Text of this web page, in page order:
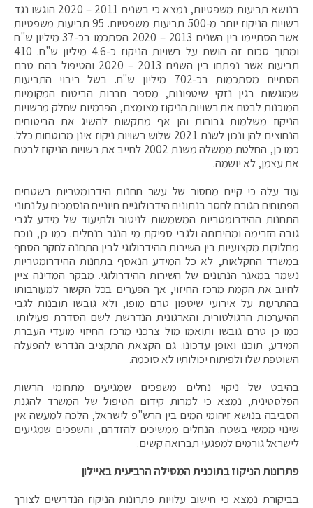
בנושא תביעות משפטיות, נמצא כי בשנים 2011 – 2020 הוגשו נגד
רשויות הניקוז יותר מ-500 תביעות משפטיות. 95 תביעות משפטיות
אשר הסתיימו בין השנים 2013 – 2020 הסתכמו בכ-37 מיליון ש"ח
ומתוך סכום זה הושת על רשויות הניקוז כ-4.6 מיליון ש"ח. 410
תביעות אשר נפתחו בין השנים 2013 – 2020 והטיפול בהם טרם
הסתיים מסתכמות בכ-702 מיליון ש"ח. בשל ריבוי התביעות
שמוגשות בגין נזקי שיטפונות, מספר חברות הביטוח המקומיות
המוכנות לבטח את רשויות הניקוז מצומצם, הפרמיות שחלק מרשויות
הניקוז משלמות גבוהות והן אף מתקשות להשיג את הביטוחים
הנחוצים להן ונכון לשנת 2021 שלוש רשויות ניקוז אינן מבוטחות כלל.
כמו כן, החלטת ממשלה משנת 2002 לחייב את רשויות הניקוז לבטח
את עצמן, לא יושמה.
עוד עלה כי קיים מחסור של עשר תחנות הידרומטריות בשטחים
הפתוחים הגורם לחסר בנתונים הידרולוגיים חיוניים הנסמכים על נתוני
התחנות ההידרומטריות המשמשות לניטור ולתיעוד של מידע לגבי
גובה הזרימה ומהירותה ולגבי ספיקת מי הנגר בנחלים. כמו כן, נוכח
מחלוקות מקצועיות בין השירות ההידרולוגי לבין התחנה לחקר הסחף
במשרד החקלאות, לא כל המידע הנאסף בתחנות ההידרומטריות
נשמר במאגר הנתונים של השירות ההידרולוגי. מבקר המדינה ציין
לחיוב את הקמת מרכז החיזוי, אך הפערים בכל הקשור למעורבותו
בהתרעות על אירועי שיטפון טרם מופו, ולא גובשו תובנות לגבי
ההיערכות הרגולטורית והארגונית הנדרשת לשם הסדרת פעילותו.
כמו כן טרם גובשו ותואמו מול צרכני מרכז החיזוי מועדי העברת
המידע, תוכנו ואופן עדכונו. גם הקצאת התקציב הנדרש להפעלה
השוטפת שלו ולפיתוח יכולותיו לא סוכמה.
בהיבט של ניקוי נחלים משפכים שמגיעים מתחומי הרשות
הפלסטינית, נמצא כי למרות קידום הטיפול של המשרד להגנת
הסביבה בנושא זיהומי המים בין הרש"פ לישראל, הלכה למעשה אין
שינוי ממשי בשטח. הנחלים ממשיכים להזדהם, והשפכים שמגיעים
לישראל גורמים למפגעי תברואה קשים.
פתרונות הניקוז בתוכנית המסילה הרביעית באיילון
בביקורת נמצא כי חישוב עלויות פתרונות הניקוז הנדרשים לצורך